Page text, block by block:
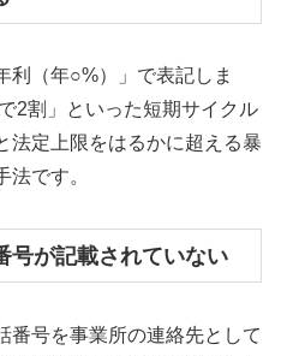
利（年○%）」で表記しま
2割」といった短期サイクル
法定上限をはるかに超える暴
です。
号が記載されていない
番号を事業所の連絡先として